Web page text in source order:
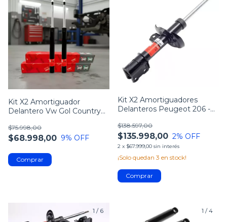
Kit X2 Amortiguador
Delantero Vw Gol Country
$68.998,00
$75.998,00
9% OFF
Kit X2 Amortiguadores
Delanteros Peugeot 206 -
$135.998,00
$138.597,00
2% OFF
2 x $67.999,00 sin interés
¡Solo quedan 3 en stock!
1 / 6 1 /4